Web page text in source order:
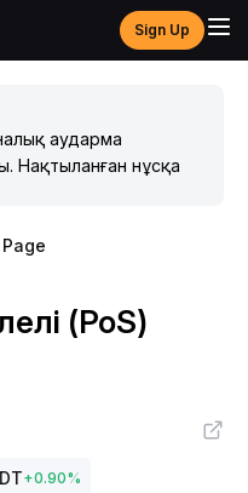
Sign Up
аударма
Нақтыланған нұсқа
(PoS)
+0.90%